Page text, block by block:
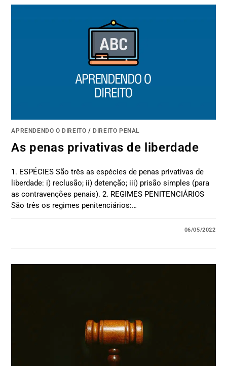
APRENDENDO O DIREITO / DIREITO PENAL
As penas privativas de liberdade
1. ESPÉCIES São três as espécies de penas privativas de
liberdade: i) reclusão; ii) detenção; iii) prisão simples (para
as contravenções penais). 2. REGIMES PENITENCIÁRIOS
São três os regimes penitenciários:…
06/05/2022